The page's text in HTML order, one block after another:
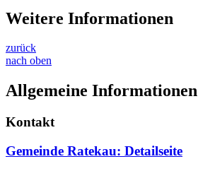
Weitere Informationen
zurück
nach oben
Allgemeine Informationen
Kontakt
Gemeinde Ratekau: Detailseite